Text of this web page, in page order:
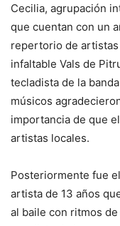
Cecilia, agrupación
que cuentan con un
repertorio de artistas
infaltable Vals de
tecladista de la
músicos
importancia de que
artistas locales.
Posteriormente fue
artista de 13 años
al baile con ritmos